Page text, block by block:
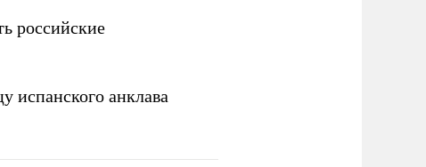
российские
испанского анклава